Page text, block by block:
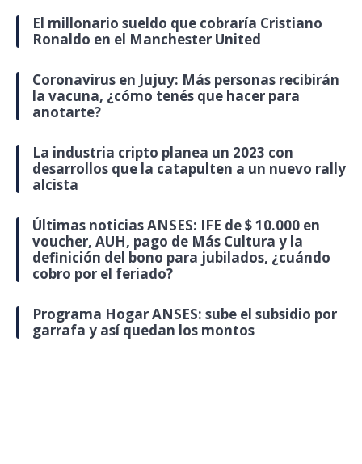
El millonario sueldo que cobraría Cristiano
Ronaldo en el Manchester United
Coronavirus en Jujuy: Más personas recibirán
la vacuna, ¿cómo tenés que hacer para
anotarte?
La industria cripto planea un 2023 con
desarrollos que la catapulten a un nuevo rally
alcista
Últimas noticias ANSES: IFE de $ 10.000 en
voucher, AUH, pago de Más Cultura y la
definición del bono para jubilados, ¿cuándo
cobro por el feriado?
Programa Hogar ANSES: sube el subsidio por
garrafa y así quedan los montos